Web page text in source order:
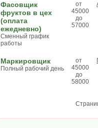
Фасовщик
фруктов в цех
(оплата
ежедневно)
Сменный график
работы
от
45000
до
57000
Маркировщик
Полный рабочий день
от
45000
до
58000